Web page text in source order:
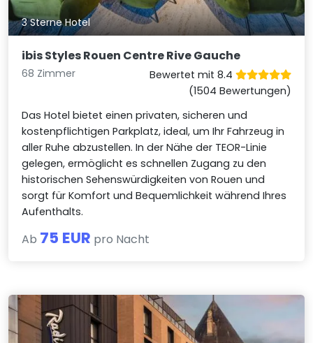
3 Sterne Hotel
ibis Styles Rouen Centre Rive Gauche
68 Zimmer
Bewertet mit 8.4
(1504 Bewertungen)
Das Hotel bietet einen privaten, sicheren und
kostenpflichtigen Parkplatz, ideal, um Ihr Fahrzeug in
aller Ruhe abzustellen. In der Nähe der TEOR-Linie
gelegen, ermöglicht es schnellen Zugang zu den
historischen Sehenswürdigkeiten von Rouen und
sorgt für Komfort und Bequemlichkeit während Ihres
Aufenthalts.
Ab 75 EUR pro Nacht